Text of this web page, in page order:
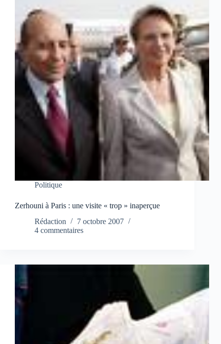
Politique
Zerhouni à Paris : une visite « trop » inaperçue
Rédaction
7 octobre 2007
4 commentaires